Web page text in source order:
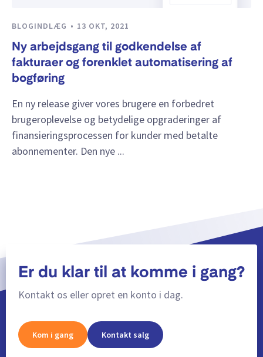
BLOGINDLÆG 13 OKT, 2021
Ny arbejdsgang til godkendelse af
fakturaer og forenklet automatisering af
bogføring
En ny release giver vores brugere en forbedret
brugeroplevelse og betydelige opgraderinger af
finansieringsprocessen for kunder med betalte
abonnementer. Den nye ...
Er du klar til at komme i gang?
Kontakt os eller opret en konto i dag.
Kom i gang Kontakt salg